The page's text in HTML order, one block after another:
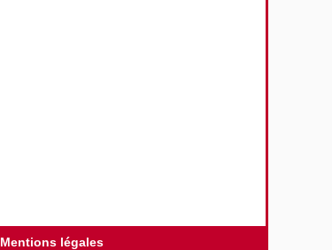
Mentions légales